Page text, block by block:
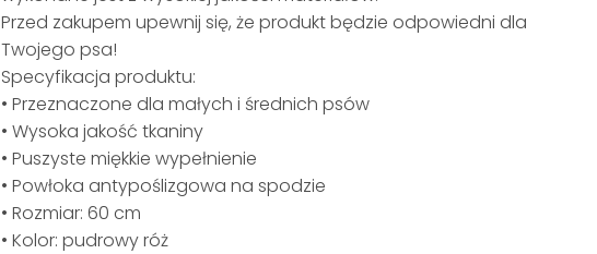
Przed zakupem upewnij się, że produkt będzie odpowiedni dla
Twojego psa!
Specyfikacja produktu:
• Przeznaczone dla małych i średnich psów
• Wysoka jakość tkaniny
• Puszyste miękkie wypełnienie
• Powłoka antypoślizgowa na spodzie
• Rozmiar: 60 cm
• Kolor: pudrowy róż